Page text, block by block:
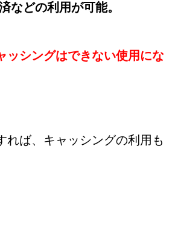
などの利用が可能。
ッシングはできない使用にな
れば、キャッシングの利用も